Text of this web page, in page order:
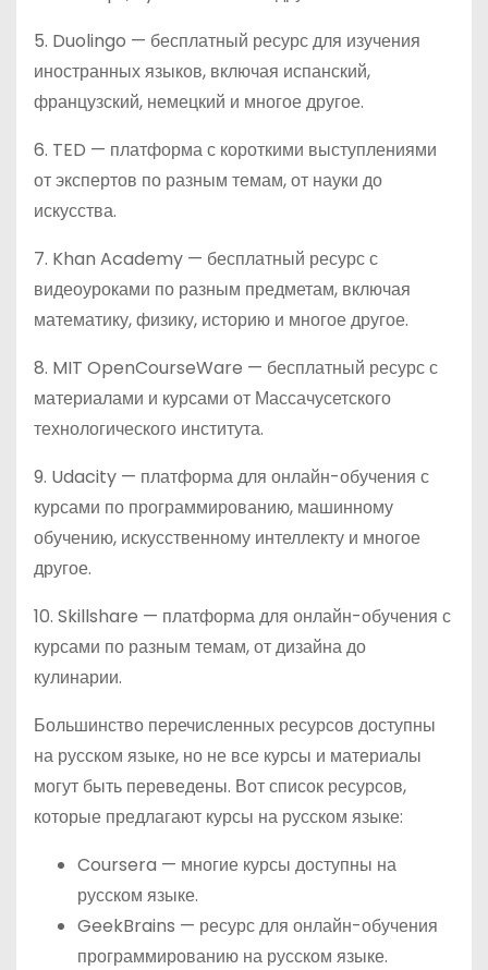
5. Duolingo — бесплатный ресурс для изучения
иностранных языков, включая испанский,
французский, немецкий и многое другое.
6. TED — платформа с короткими выступлениями
от экспертов по разным темам, от науки до
искусства.
7. Khan Academy — бесплатный ресурс с
видеоуроками по разным предметам, включая
математику, физику, историю и многое другое.
8. MIT OpenCourseWare — бесплатный ресурс с
материалами и курсами от Массачусетского
технологического института.
9. Udacity — платформа для онлайн-обучения с
курсами по программированию, машинному
обучению, искусственному интеллекту и многое
другое.
10. Skillshare — платформа для онлайн-обучения с
курсами по разным темам, от дизайна до
кулинарии.
Большинство перечисленных ресурсов доступны
на русском языке, но не все курсы и материалы
могут быть переведены. Вот список ресурсов,
которые предлагают курсы на русском языке:
Coursera — многие курсы доступны на
русском языке.
GeekBrains — ресурс для онлайн-обучения
программированию на русском языке.